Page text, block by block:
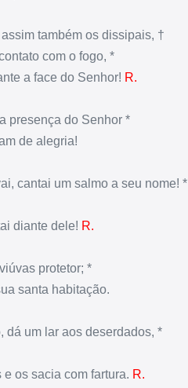
também os dissipais, †
com o fogo, *
a face do Senhor! R.
presença do Senhor *
de alegria!
cantai um salmo a seu nome! *
diante dele! R.
protetor; *
santa habitação.
dá um lar aos deserdados, *
os sacia com fartura. R.